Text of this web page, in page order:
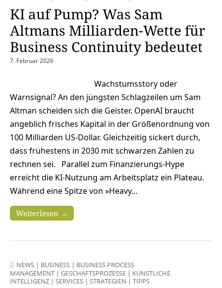
KI auf Pump? Was Sam
Altmans Milliarden-Wette für
Business Continuity bedeutet
7. Februar 2026
Wachstumsstory oder
Warnsignal? An den jüngsten Schlagzeilen um Sam
Altman scheiden sich die Geister. OpenAI braucht
angeblich frisches Kapital in der Größenordnung von
100 Milliarden US-Dollar. Gleichzeitig sickert durch,
dass frühestens in 2030 mit schwarzen Zahlen zu
rechnen sei. Parallel zum Finanzierungs-Hype
erreicht die KI-Nutzung am Arbeitsplatz ein Plateau.
Während eine Spitze von »Heavy…
Weiterlesen →
NEWS | BUSINESS | BUSINESS PROCESS
MANAGEMENT | GESCHÄFTSPROZESSE | KÜNSTLICHE
INTELLIGENZ | SERVICES | STRATEGIEN | TIPPS